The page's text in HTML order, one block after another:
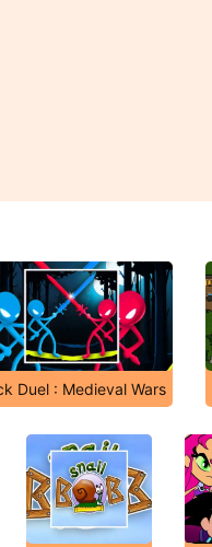
Duel : Medieval Wars